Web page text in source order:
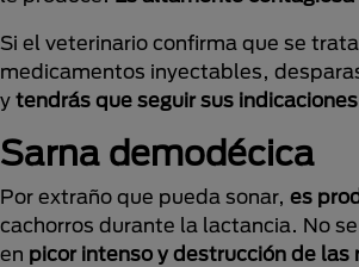
Si el veterinario confirma que se
medicamentos inyectables,
y tendrás que seguir sus
Sarna demodécica
Por extraño que pueda sonar, es
cachorros durante la lactancia. No
en picor intenso y destrucción de